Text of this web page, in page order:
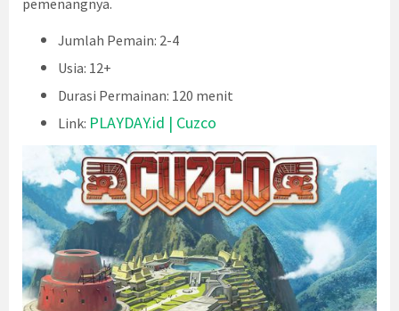
pemenangnya.
Jumlah Pemain: 2-4
Usia: 12+
Durasi Permainan: 120 menit
Link: PLAYDAY.id | Cuzco